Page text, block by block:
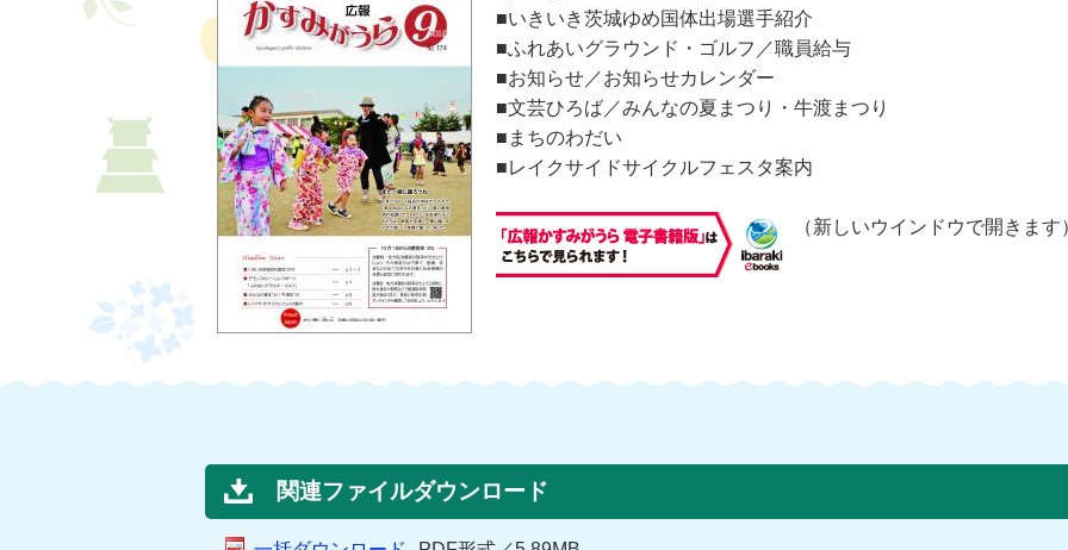
■いきいき茨城ゆめ国体出場選手紹介
■ふれあいグラウンド・ゴルフ／職員給与
■お知らせ／お知らせカレンダー
■文芸ひろば／みんなの夏まつり・牛渡まつり
■まちのわだい
■レイクサイドサイクルフェスタ案内
（新しいウインドウで開きます
関連ファイルダウンロード